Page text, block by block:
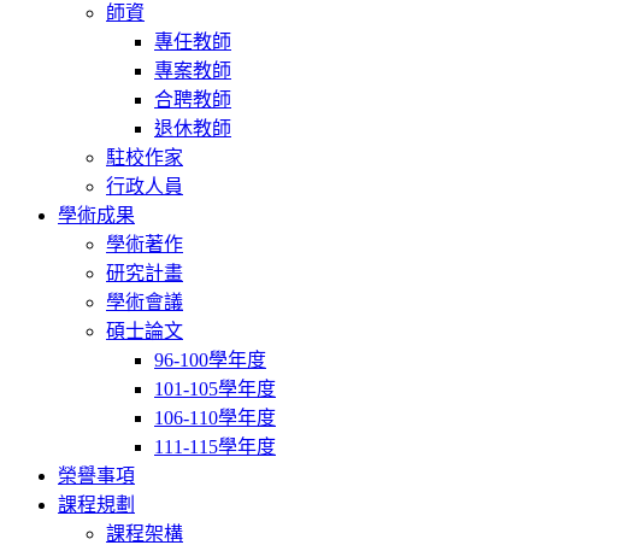
師資
專任教師
專案教師
合聘教師
退休教師
駐校作家
行政人員
學術成果
學術著作
研究計畫
學術會議
碩士論文
96-100學年度
101-105學年度
106-110學年度
111-115學年度
榮譽事項
課程規劃
課程架構